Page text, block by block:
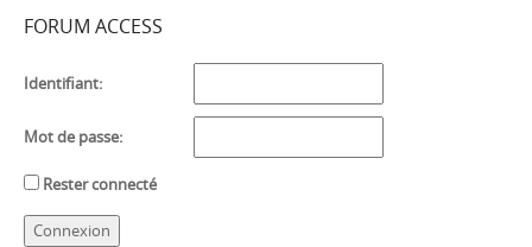
FORUM ACCESS
Identifiant:
Mot de passe:
Rester connecté
Connexion